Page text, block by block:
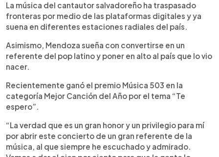
La música del cantautor salvadoreño ha traspasado
fronteras por medio de las plataformas digitales y ya
suena en diferentes estaciones radiales del país.
Asimismo, Mendoza sueña con convertirse en un
referente del pop latino y poner en alto al país que lo vio
nacer.
Recientemente ganó el premio Música 503 en la
categoría Mejor Canción del Año por el tema “Te
espero”.
“La verdad que es un gran honor y un privilegio para mí
por abrir este concierto de un gran referente de la
música, al que siempre he escuchado y admirado.